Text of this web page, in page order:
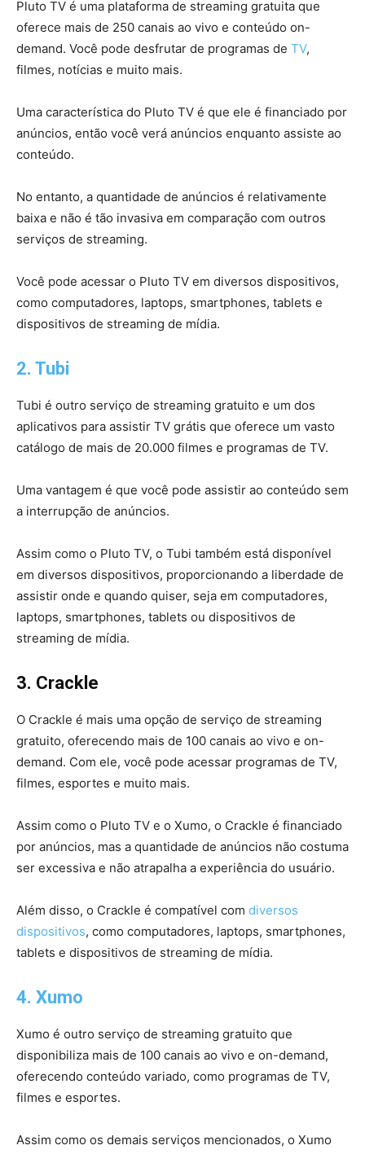
Pluto TV é uma plataforma de streaming gratuita que
oferece mais de 250 canais ao vivo e conteúdo on-
demand. Você pode desfrutar de programas de TV,
filmes, notícias e muito mais.
Uma característica do Pluto TV é que ele é financiado por
anúncios, então você verá anúncios enquanto assiste ao
conteúdo.
No entanto, a quantidade de anúncios é relativamente
baixa e não é tão invasiva em comparação com outros
serviços de streaming.
Você pode acessar o Pluto TV em diversos dispositivos,
como computadores, laptops, smartphones, tablets e
dispositivos de streaming de mídia.
2. Tubi
Tubi é outro serviço de streaming gratuito e um dos
aplicativos para assistir TV grátis que oferece um vasto
catálogo de mais de 20.000 filmes e programas de TV.
Uma vantagem é que você pode assistir ao conteúdo sem
a interrupção de anúncios.
Assim como o Pluto TV, o Tubi também está disponível
em diversos dispositivos, proporcionando a liberdade de
assistir onde e quando quiser, seja em computadores,
laptops, smartphones, tablets ou dispositivos de
streaming de mídia.
3. Crackle
O Crackle é mais uma opção de serviço de streaming
gratuito, oferecendo mais de 100 canais ao vivo e on-
demand. Com ele, você pode acessar programas de TV,
filmes, esportes e muito mais.
Assim como o Pluto TV e o Xumo, o Crackle é financiado
por anúncios, mas a quantidade de anúncios não costuma
ser excessiva e não atrapalha a experiência do usuário.
Além disso, o Crackle é compatível com diversos
dispositivos, como computadores, laptops, smartphones,
tablets e dispositivos de streaming de mídia.
4. Xumo
Xumo é outro serviço de streaming gratuito que
disponibiliza mais de 100 canais ao vivo e on-demand,
oferecendo conteúdo variado, como programas de TV,
filmes e esportes.
Assim como os demais serviços mencionados, o Xumo